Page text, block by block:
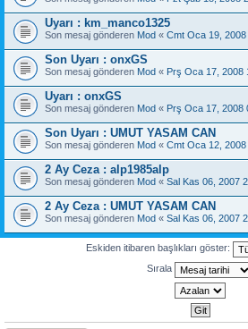
Uyarı : km_manco1325
Son mesaj gönderen Mod « Cmt Oca 19,
Son Uyarı : onxGS
Son mesaj gönderen Mod « Prş Oca 17, 2008
Uyarı : onxGS
Son mesaj gönderen Mod « Prş Oca 17, 2008
Son Uyarı : UMUT YASAM CAN
Son mesaj gönderen Mod « Cmt Oca 12,
2 Ay Ceza : alp1985alp
Son mesaj gönderen Mod « Sal Kas 06, 2007
2 Ay Ceza : UMUT YASAM CAN
Son mesaj gönderen Mod « Sal Kas 06, 2007
Eskiden itibaren başlıkları göster:
Sırala